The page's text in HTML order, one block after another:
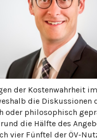
der Kostenwahrheit
die Diskussionen
oder philosophisch
die Hälfte des
vier Fünftel der ÖV-